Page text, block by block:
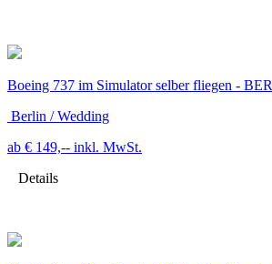
Boeing 737 im Simulator selber fliegen - BER
Berlin / Wedding
ab € 149,-- inkl. MwSt.
Details